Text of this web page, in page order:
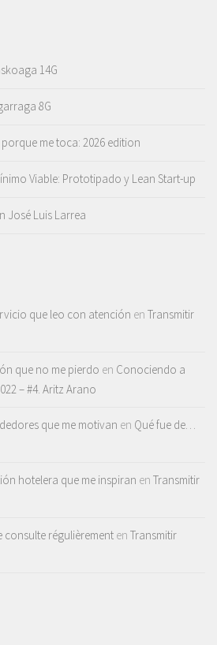
14G
8G
me toca: 2026 edition
Viable: Prototipado y Lean Start-up
José Luis Larrea
que leo con atención en Transmitir
que no me pierdo en Conociendo a
– #4. Aritz Arano
que me motivan en Qué fue de…
hotelera que me inspiran en Transmitir
consulte régulièrement en Transmitir